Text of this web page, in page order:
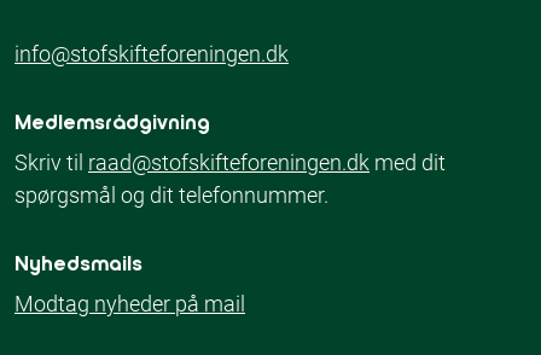
info@stofskifteforeningen.dk
Medlemsrådgivning
Skriv til raad@stofskifteforeningen.dk med dit
spørgsmål og dit telefonnummer.
Nyhedsmails
Modtag nyheder på mail